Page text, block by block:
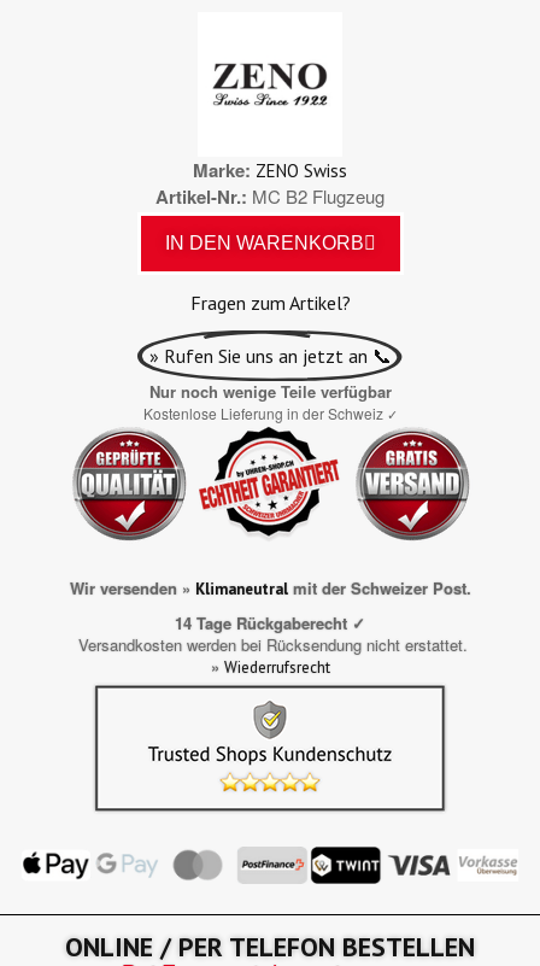
Marke ZENO Swiss
Artikel-Nr. MC B2 Flugzeug
IN DEN WARENKORB
Fragen zum Artikel?
» Rufen Sie uns an jetzt an 📞
Nur noch wenige Teile verfügbar
Kostenlose Lieferung in der Schweiz ✓
Wir versenden » Klimaneutralmit der Schweizer Post.
14 Tage Rückgaberecht ✓
Versandkosten werden bei Rücksendung nicht erstattet.
» Wiederrufsrecht
ONLINE / PER TELEFON BESTELLEN